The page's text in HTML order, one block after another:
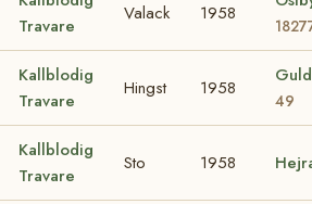
Travare
Valack 1958
Kallblodig
Travare
Hingst 1958
49
Kallblodig
Travare
Sto 1958